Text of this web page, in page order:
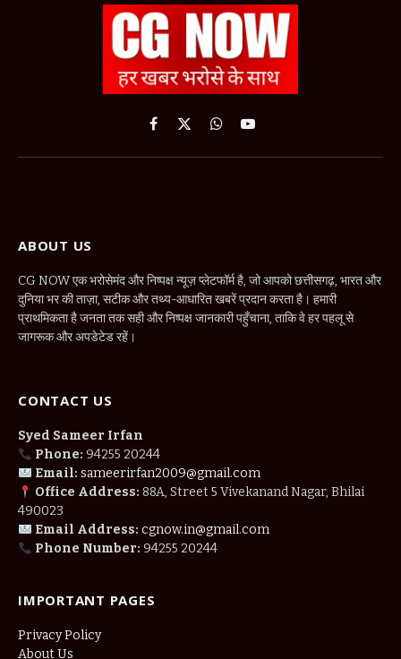
Facebook
X
WhatsApp
YouTube
ABOUT US
CG NOW एक भरोसेमंद और निष्पक्ष न्यूज़ प्लेटफॉर्म है, जो आपको छत्तीसगढ़, भारत और
दुनिया भर की ताज़ा, सटीक और तथ्य-आधारित खबरें प्रदान करता है। हमारी
प्राथमिकता है जनता तक सही और निष्पक्ष जानकारी पहुँचाना, ताकि वे हर पहलू से
जागरूक और अपडेटेड रहें।
CONTACT US
Syed Sameer Irfan
Phone: 94255 20244
Email: sameerirfan2009@gmail.com
Office Address: 88A, Street 5 Vivekanand Nagar, Bhilai
490023
Email Address: cgnow.in@gmail.com
Phone Number: 94255 20244
IMPORTANT PAGES
Privacy Policy
About Us